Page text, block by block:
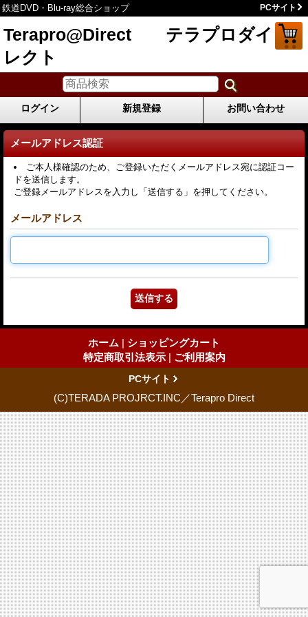
鉄道DVD・Blu-ray総合ショップ PCサイト
Terapro@Direct テラプロダイ
レクト
ログイン 新規登録 お問い合わせ
メールアドレス認証
ご本人様確認のため、ご登録いただくメールアドレス宛に認証コー
ドを送信します。
ご登録メールアドレスを入力し「送信する」を押してください。
メールアドレス
ホーム | ショッピングカート
特定商取引法表示 | ご利用案内
PCサイト
(C)TERADA PROJRCT.INC／Terapro Direct